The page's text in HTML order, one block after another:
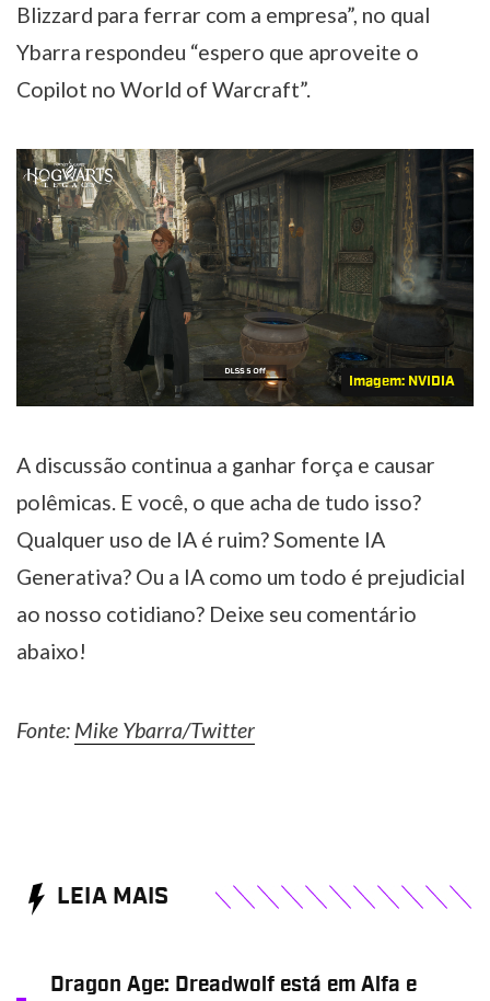
Blizzard para ferrar com a empresa”, no qual
Ybarra respondeu “espero que aproveite o
Copilot no World of Warcraft”.
Imagem: NVIDIA
A discussão continua a ganhar força e causar
polêmicas. E você, o que acha de tudo isso?
Qualquer uso de IA é ruim? Somente IA
Generativa? Ou a IA como um todo é prejudicial
ao nosso cotidiano? Deixe seu comentário
abaixo!
Fonte: Mike Ybarra/Twitter
LEIA MAIS
Dragon Age: Dreadwolf está em Alfa e